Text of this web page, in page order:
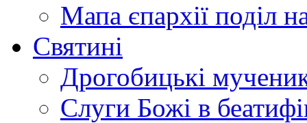
Мапа єпархії поділ
Святині
Дрогобицькі
Слуги Божі в